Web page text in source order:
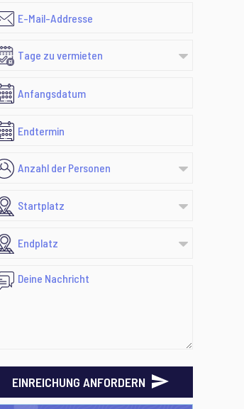
EINREICHUNG ANFORDERN